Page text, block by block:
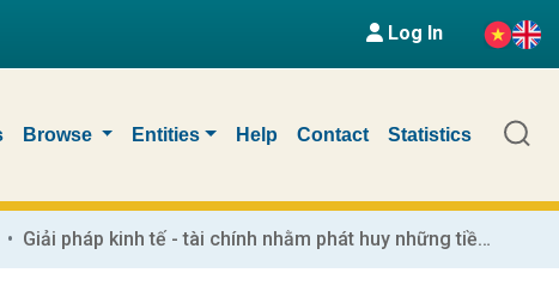
Log In
Browse Entities Help Contact Statistics
Giải pháp kinh tế - tài chính nhằm phát huy những tiềm năng phát triển kinh tế, nâng cao đời sống vùng đồng bào dân tộc thiểu số